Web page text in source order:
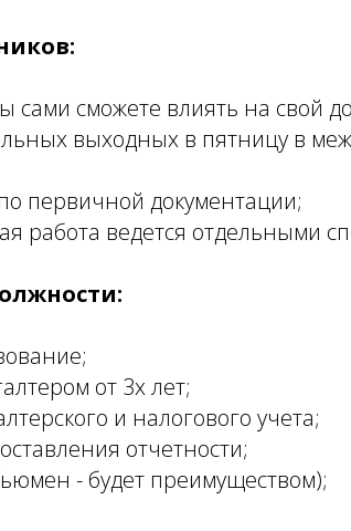
сами сможете влиять на свой
выходных в пятницу в
первичной документации;
работа ведется отдельными
от 3х лет;
и налогового учета;
отчетности;
- будет преимуществом);